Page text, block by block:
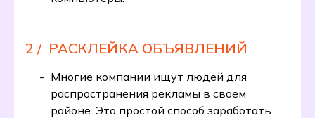
2 / РАСКЛЕЙКА ОБЪЯВЛЕНИЙ
Многие компании ищут людей для
распространения рекламы в своем
районе. Это простой способ заработать